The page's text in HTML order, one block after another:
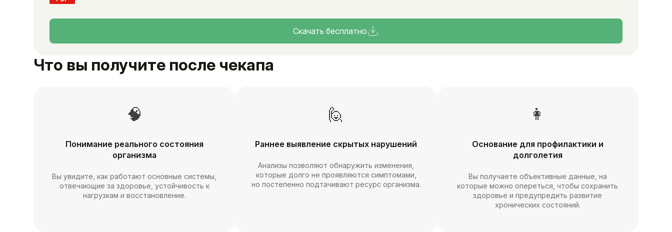
Что вы получите после чекапа
🧠
Понимание реального состояния
организма
Вы увидите, как работают основные системы,
отвечающие за здоровье, устойчивость к
нагрузкам и восстановление.
🙋
Раннее выявление скрытых нарушений
Анализы позволяют обнаружить изменения,
которые долго не проявляются симптомами,
но постепенно подтачивают ресурс организма.
👩
Основание для профилактики и
долголетия
Вы получаете объективные данные, на
которые можно опереться, чтобы сохранить
здоровье и предупредить развитие
хронических состояний.
Скачать бесплатно